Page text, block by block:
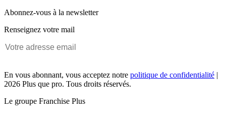
Abonnez-vous à la newsletter
Renseignez votre mail
En vous abonnant, vous acceptez notre politique de confidentialité |
2026 Plus que pro. Tous droits réservés.
Le groupe Franchise Plus